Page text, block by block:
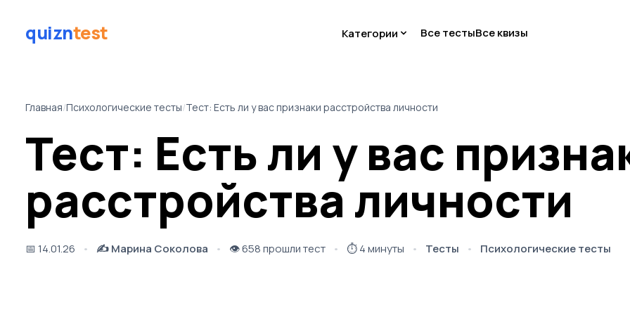
quizntest Категории Все тестыВсе квизы
Главная/Психологические тесты/Тест: Есть ли у вас признаки расстройства личности
Тест: Есть ли у вас
расстройства личности
📅 14.01.26 ✍️Марина Соколова 👁️658 прошли тест ⏱️4 минуты Тесты Психологические тесты